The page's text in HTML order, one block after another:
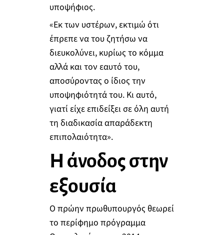
υποψήφιος.
«Εκ των υστέρων, εκτιμώ ότι
έπρεπε να του ζητήσω να
διευκολύνει, κυρίως το κόμμα
αλλά και τον εαυτό του,
αποσύροντας ο ίδιος την
υποψηφιότητά του. Κι αυτό,
γιατί είχε επιδείξει σε όλη αυτή
τη διαδικασία απαράδεκτη
επιπολαιότητα».
Η άνοδος στην
εξουσία
Ο πρώην πρωθυπουργός θεωρεί
το περίφημο πρόγραμμα